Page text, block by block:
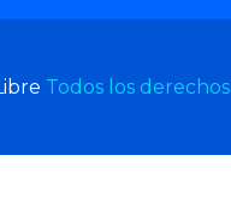
Todos los